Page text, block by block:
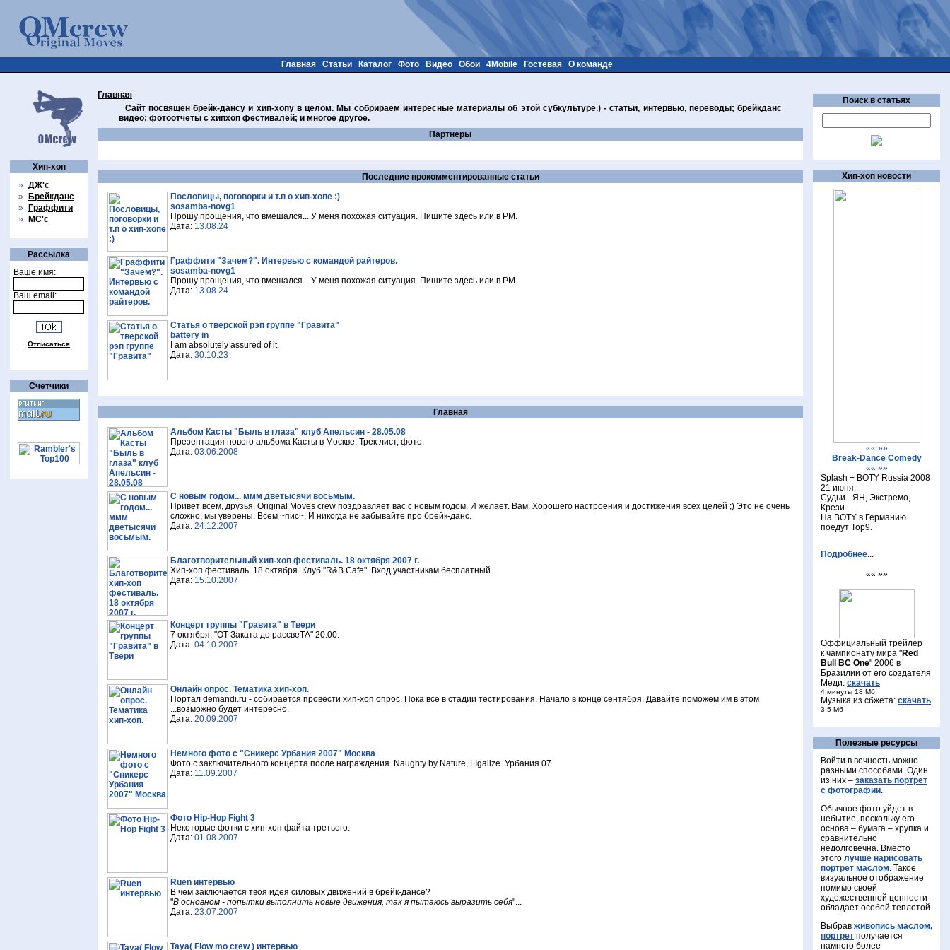
Хип-хоп
» ДЖ'с
»
Брейкданс
»
Граффити
»
МС'с
Рассылка
Ваше имя:
Ваш email:
Отписаться
Счетчики
Главная Статьи Каталог Фото Видео Обои 4Mobile Гостевая О команде
Главная
Сайт посвящен брейк-дансу и хип-хопу в целом. Мы собрираем интересные материалы об этой субкультуре.) - статьи, интервью, переводы; брейкданс
видео; фотоотчеты с хипхоп фестивалей; и многое другое.
Партнеры
Последние прокомментированные статьи
Пословицы, поговорки и т.п о хип-хопе :)
sosamba-novg1
Прошу прощения, что вмешался... У меня похожая ситуация. Пишите здесь или в PM.
Дата: 13.08.24
Граффити "Зачем?". Интервью с командой райтеров.
sosamba-novg1
Прошу прощения, что вмешался... У меня похожая ситуация. Пишите здесь или в PM.
Дата: 13.08.24
Статья о тверской рэп группе "Гравита"
battery in
I am absolutely assured of it.
Дата: 30.10.23
Главная
Альбом Касты "Быль в глаза" клуб Апельсин - 28.05.08
Презентация нового альбома Касты в Москве. Трек лист, фото.
Дата: 03.06.2008
C новым годом... ммм дветысячи восьмым.
Привет всем, друзья. Original Moves crew поздравляет вас с новым годом. И желает. Вам. Хорошего настроения и достижения всех целей ;) Это не очень
сложно, мы уверены. Всем ~пис~. И никогда не забывайте про брейк-данс.
Дата: 24.12.2007
Благотворительный хип-хоп фестиваль. 18 октября 2007 г.
Хип-хоп фестиваль. 18 октября. Клуб "R&B Cafe". Вход участникам бесплатный.
Дата: 15.10.2007
Концерт группы "Гравита" в Твери
7 октября, "ОТ Заката до рассвеТА" 20:00.
Дата: 04.10.2007
Онлайн опрос. Тематика хип-хоп.
Портал demandi.ru - собирается провести хип-хоп опрос. Пока все в стадии тестирования. Начало в конце сентября. Давайте поможем им в этом
...возможно будет интересно.
Дата: 20.09.2007
Немного фото с "Сникерс Урбания 2007" Москва
Фото с заключительного концерта после награждения. Naughty by Nature, LIgalize. Урбания 07.
Дата: 11.09.2007
Фото Hip-Hop Fight 3
Некоторые фотки с хип-хоп файта третьего.
Дата: 01.08.2007
Ruen интервью
В чем заключается твоя идея силовых движений в брейк-дансе?
"В основном - попытки выполнить новые движения, так я пытаюсь выразить себя"...
Дата: 23.07.2007
Taya( Flow mo crew ) интервью
Поиск в статьях
Хип-хоп новости
«« »»
Break-Dance Comedy
«« »»
Splash + BOTY Russia 2008
21 июня.
Судьи - ЯН, Экстремо,
Крези
На BOTY в Германию
поедут Top9.
Подробнее...
«« »»
Оффициальный трейлер
к чампионату мира "Red
Bull BC One" 2006 в
Бразилии от его создателя
Меди. скачать
4 минуты 18 Мб
Музыка из сбжета: скачать
3,5 Mб
Полезные ресурсы
Войти в вечность можно
разными способами. Один
из них – заказать портрет
с фотографии.
Обычное фото уйдет в
небытие, поскольку его
основа – бумага – хрупка и
сравнительно
недолговечна. Вместо
этого лучше нарисовать
портрет маслом. Такое
визуальное отображение
помимо своей
художественной ценности
обладает особой теплотой.
Выбрав живопись маслом,
портрет получается
намного более